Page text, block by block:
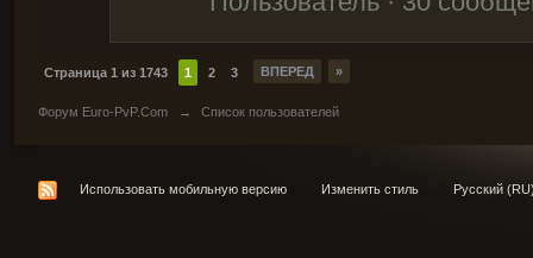
Страница 1 из 1743 1 2 3 ВПЕРЕД »
Форум Euro-PvP.Com → Список пользователей
Использовать мобильную версию Изменить стиль Русский